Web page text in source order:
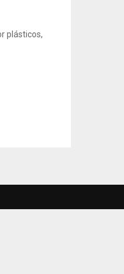
plásticos,